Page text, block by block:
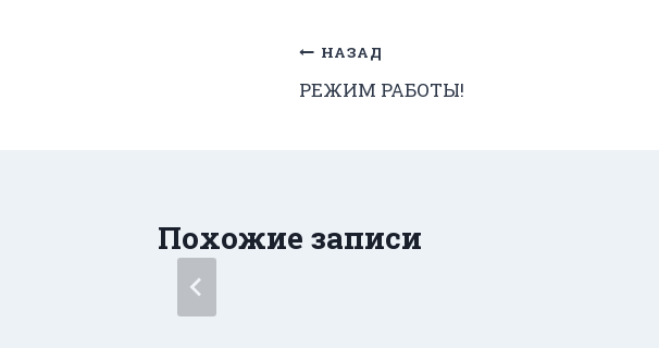
Навигация
по
НАЗАД
РЕЖИМ РАБОТЫ!
Похожие записи